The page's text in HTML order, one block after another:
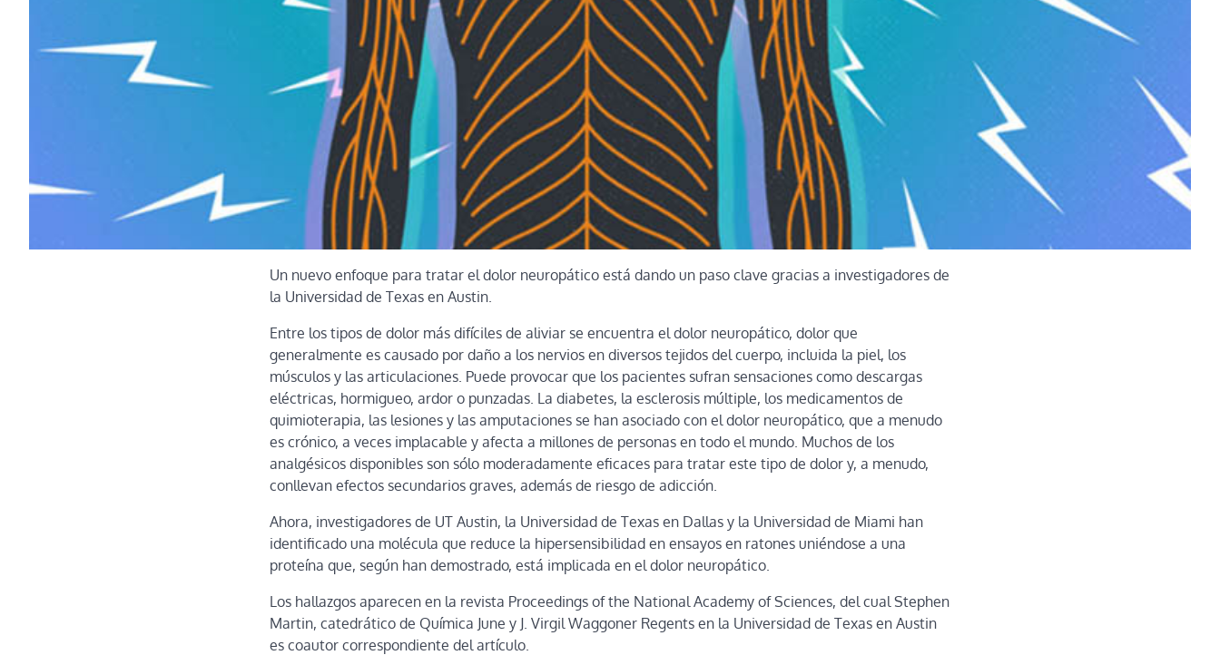
Un nuevo enfoque para tratar el dolor neuropático está dando un paso clave gracias a investigadores de
la Universidad de Texas en Austin.
Entre los tipos de dolor más difíciles de aliviar se encuentra el dolor neuropático, dolor que
generalmente es causado por daño a los nervios en diversos tejidos del cuerpo, incluida la piel, los
músculos y las articulaciones. Puede provocar que los pacientes sufran sensaciones como descargas
eléctricas, hormigueo, ardor o punzadas. La diabetes, la esclerosis múltiple, los medicamentos de
quimioterapia, las lesiones y las amputaciones se han asociado con el dolor neuropático, que a menudo
es crónico, a veces implacable y afecta a millones de personas en todo el mundo. Muchos de los
analgésicos disponibles son sólo moderadamente eficaces para tratar este tipo de dolor y, a menudo,
conllevan efectos secundarios graves, además de riesgo de adicción.
Ahora, investigadores de UT Austin, la Universidad de Texas en Dallas y la Universidad de Miami han
identificado una molécula que reduce la hipersensibilidad en ensayos en ratones uniéndose a una
proteína que, según han demostrado, está implicada en el dolor neuropático.
Los hallazgos aparecen en la revista Proceedings of the National Academy of Sciences, del cual Stephen
Martin, catedrático de Química June y J. Virgil Waggoner Regents en la Universidad de Texas en Austin
es coautor correspondiente del artículo.